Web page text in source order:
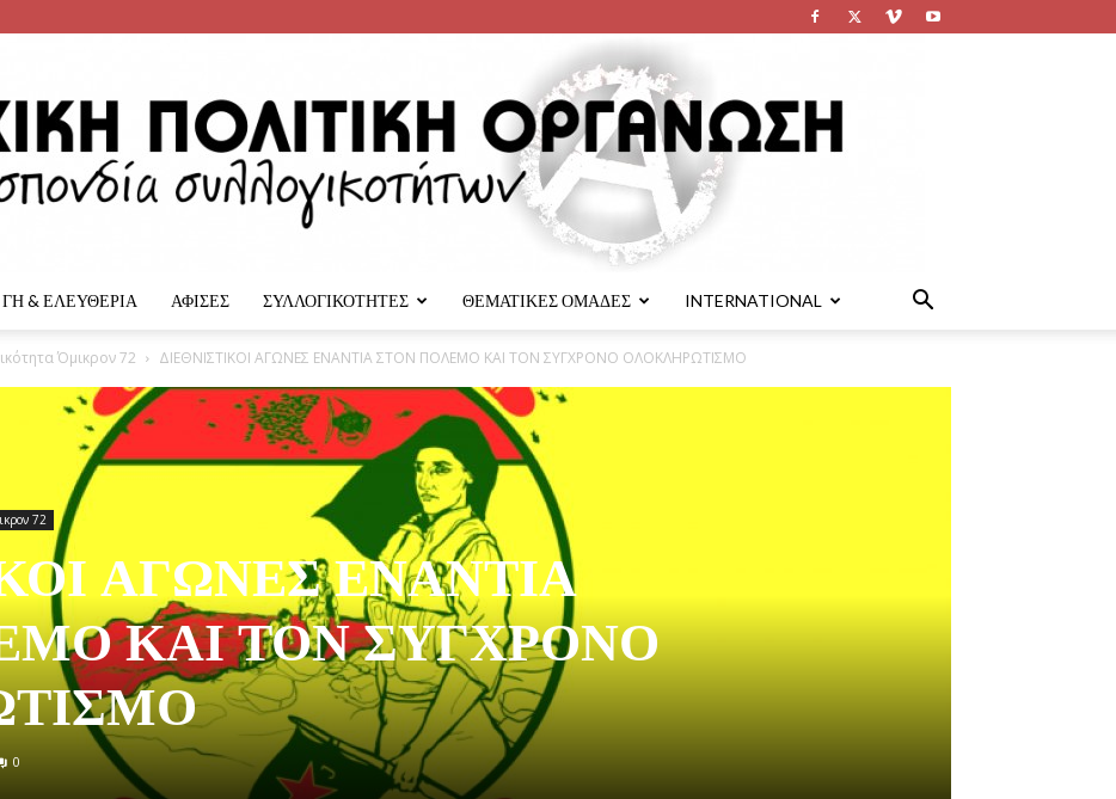
Αναρχική
Πολιτική
Οργάνωση
ΓΗ & ΕΛΕΥΘΕΡΙΑ ΑΦΙΣΕΣ ΣΥΛΛΟΓΙΚΟΤΗΤΕΣ ΘΕΜΑΤΙΚΕΣ ΟΜΑΔΕΣ INTERNATIONAL
Όμικρον 72 ΔΙΕΘΝΙΣΤΙΚΟΙ ΑΓΩΝΕΣ ΕΝΑΝΤΙΑ ΣΤΟΝ ΠΟΛΕΜΟ ΚΑΙ ΤΟΝ ΣΥΓΧΡΟΝΟ ΟΛΟΚΛΗΡΩΤΙΣΜΟ
72
ΑΓΩΝΕΣ ΕΝΑΝΤΙΑ
ΚΑΙ ΤΟΝ ΣΥΓΧΡΟΝΟ
0